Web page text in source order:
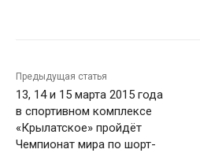
Предыдущая статья
13, 14 и 15 марта 2015 года
в спортивном комплексе
«Крылатское» пройдёт
Чемпионат мира по шорт-